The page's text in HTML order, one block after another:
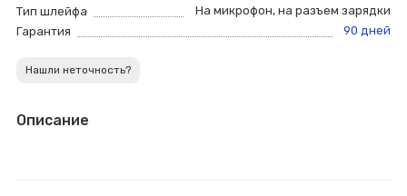
Тип шлейфа
На микрофон, на разъем зарядки
Гарантия
90 дней
Нашли неточность?
Описание